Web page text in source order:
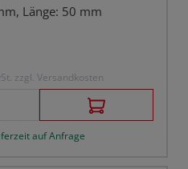
Länge: 50 mm
zzgl. Versandkosten
auf Anfrage